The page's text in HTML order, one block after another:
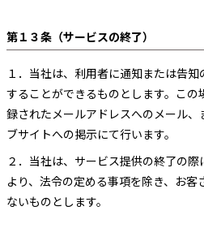
第１３条（サービスの終了）
１． 当社は、利用者に通知または告
することができるものとします。こ
録されたメールアドレスへのメール
ブサイトへの掲示にて行います。
２． 当社は、サービス提供の終了の
より、法令の定める事項を除き、お
ないものとします。